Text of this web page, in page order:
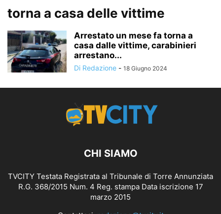
torna a casa delle vittime
Arrestato un mese fa torna a
casa dalle vittime, carabinieri
arrestano...
Di Redazione - 18 Giugno 2024
CHI SIAMO
TVCITY Testata Registrata al Tribunale di Torre Annunziata
R.G. 368/2015 Num. 4 Reg. stampa Data iscrizione 17
marzo 2015